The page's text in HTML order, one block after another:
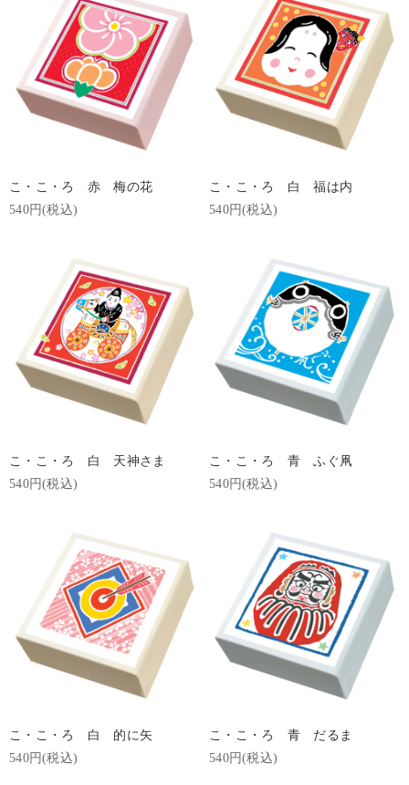
こ・こ・ろ 赤 梅の花
540円(税込)
こ・こ・ろ 白 福は内
540円(税込)
こ・こ・ろ 白 天神さま
540円(税込)
こ・こ・ろ 青 ふぐ凧
540円(税込)
こ・こ・ろ 白 的に矢
540円(税込)
こ・こ・ろ 青 だるま
540円(税込)